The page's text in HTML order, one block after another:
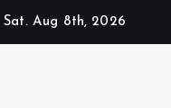
Sat. Aug 8th, 2026